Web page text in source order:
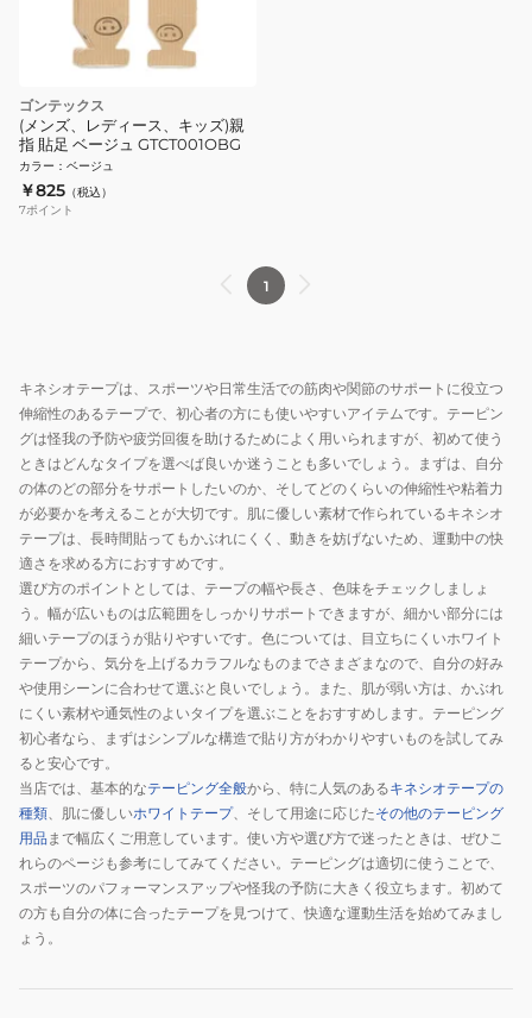
ゴンテックス
(メンズ、レディース、キッズ)親
指 貼足 ベージュ GTCT001OBG
カラー ： ベージュ
￥825 （税込）
7ポイント
1
キネシオテープは、スポーツや日常生活での筋肉や関節のサポートに役立つ
伸縮性のあるテープで、初心者の方にも使いやすいアイテムです。テーピン
グは怪我の予防や疲労回復を助けるためによく用いられますが、初めて使う
ときはどんなタイプを選べば良いか迷うことも多いでしょう。まずは、自分
の体のどの部分をサポートしたいのか、そしてどのくらいの伸縮性や粘着力
が必要かを考えることが大切です。肌に優しい素材で作られているキネシオ
テープは、長時間貼ってもかぶれにくく、動きを妨げないため、運動中の快
適さを求める方におすすめです。
選び方のポイントとしては、テープの幅や長さ、色味をチェックしましょ
う。幅が広いものは広範囲をしっかりサポートできますが、細かい部分には
細いテープのほうが貼りやすいです。色については、目立ちにくいホワイト
テープから、気分を上げるカラフルなものまでさまざまなので、自分の好み
や使用シーンに合わせて選ぶと良いでしょう。また、肌が弱い方は、かぶれ
にくい素材や通気性のよいタイプを選ぶことをおすすめします。テーピング
初心者なら、まずはシンプルな構造で貼り方がわかりやすいものを試してみ
ると安心です。
当店では、基本的なテーピング全般から、特に人気のあるキネシオテープの
種類、肌に優しいホワイトテープ、そして用途に応じたその他のテーピング
用品まで幅広くご用意しています。使い方や選び方で迷ったときは、ぜひこ
れらのページも参考にしてみてください。テーピングは適切に使うことで、
スポーツのパフォーマンスアップや怪我の予防に大きく役立ちます。初めて
の方も自分の体に合ったテープを見つけて、快適な運動生活を始めてみまし
ょう。